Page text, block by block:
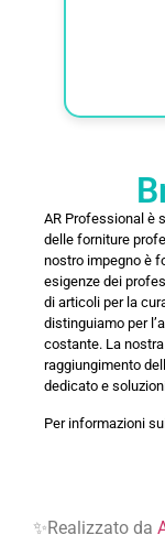
AR Professional è
delle forniture
nostro impegno è
esigenze dei
di articoli per la
distinguiamo per
costante. La
raggiungimento
dedicato e
Per informazioni
✨Realizzato da